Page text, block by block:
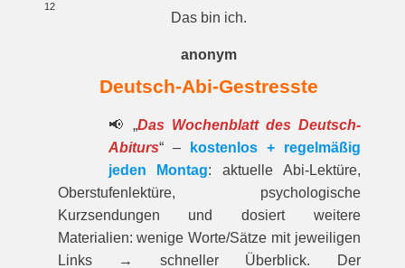
12
Das bin ich.
anonym
Deutsch-Abi-Gestresste
📢 „Das Wochenblatt des Deutsch-
Abiturs“ –
kostenlos + regelmäßig
jeden Montag: aktuelle Abi-Lektüre,
Oberstufenlektüre, psychologische
Kurzsendungen und dosiert weitere
Materialien: wenige Worte/Sätze mit jeweiligen
Links → schneller Überblick. Der